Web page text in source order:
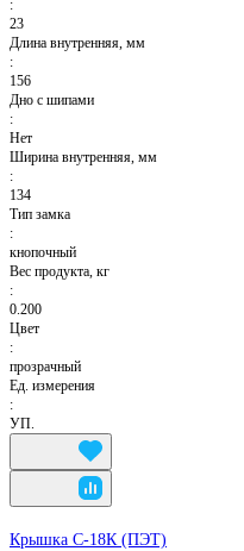
:
23
Длина внутренняя, мм
:
156
Дно с шипами
:
Нет
Ширина внутренняя, мм
:
134
Тип замка
:
кнопочный
Вес продукта, кг
:
0.200
Цвет
:
прозрачный
Ед. измерения
:
УП.
Крышка С-18К (ПЭТ)